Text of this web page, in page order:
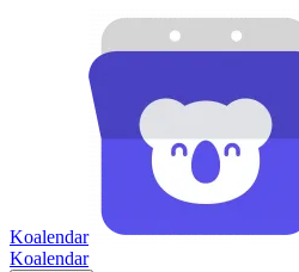
Koalendar
Koalendar